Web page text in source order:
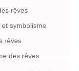
rêves
symbolisme
rêves
des rêves